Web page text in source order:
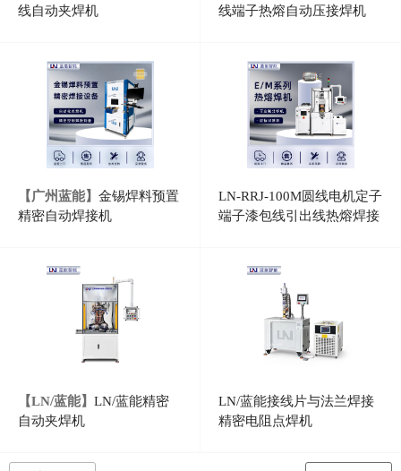
线自动夹焊机
线端子热熔自动压接焊机
【广州蓝能】 金锡焊料预置
精密自动焊接机
LN-RRJ-100M圆线电机定子
端子漆包线引出线热熔焊接
【LN/蓝能】 LN/蓝能精密
自动夹焊机
LN/蓝能接线片与法兰焊接
精密电阻点焊机